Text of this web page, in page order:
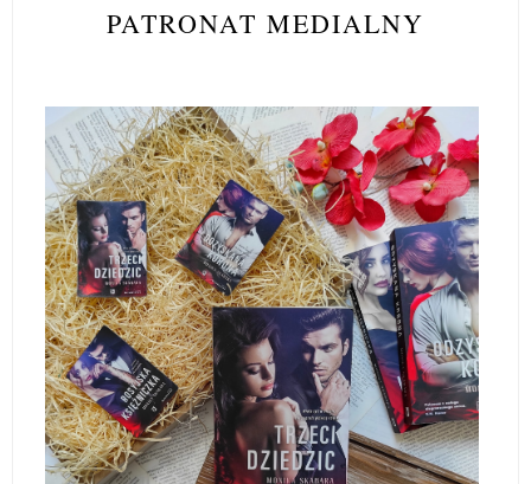
PATRONAT MEDIALNY